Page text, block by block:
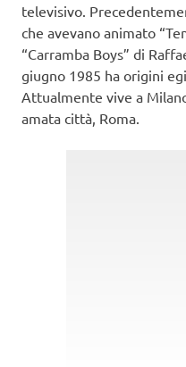
televisivo.
che avevano animato
“Carramba Boys” di
giugno 1985 ha origini
Attualmente vive a
amata città, Roma.